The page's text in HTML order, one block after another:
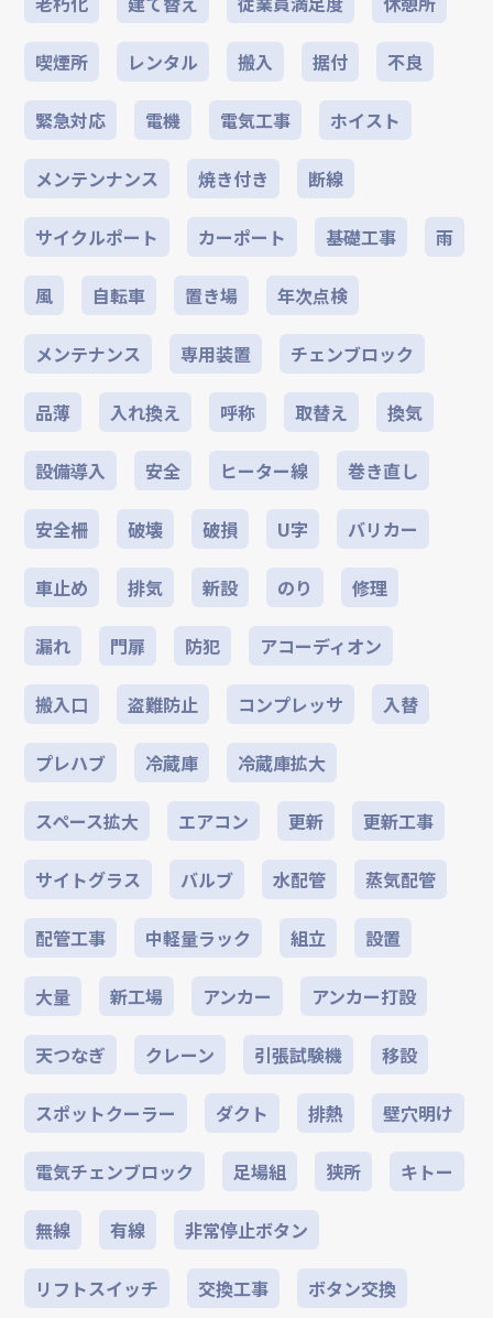
喫煙所 レンタル 搬入 据付 不良
緊急対応 電機 電気工事 ホイスト
メンテンナンス 焼き付き 断線
サイクルポート カーポート 基礎工事 雨
風 自転車 置き場 年次点検
メンテナンス 専用装置 チェンブロック
品薄 入れ換え 呼称 取替え 換気
設備導入 安全 ヒーター線 巻き直し
安全柵 破壊 破損 U字 バリカー
車止め 排気 新設 のり 修理
漏れ 門扉 防犯 アコーディオン
搬入口 盗難防止 コンプレッサ 入替
プレハブ 冷蔵庫 冷蔵庫拡大
スペース拡大 エアコン 更新 更新工事
サイトグラス バルブ 水配管 蒸気配管
配管工事 中軽量ラック 組立 設置
大量 新工場 アンカー アンカー打設
天つなぎ クレーン 引張試験機 移設
スポットクーラー ダクト 排熱 壁穴明け
電気チェンブロック 足場組 狭所 キトー
無線 有線 非常停止ボタン
リフトスイッチ 交換工事 ボタン交換